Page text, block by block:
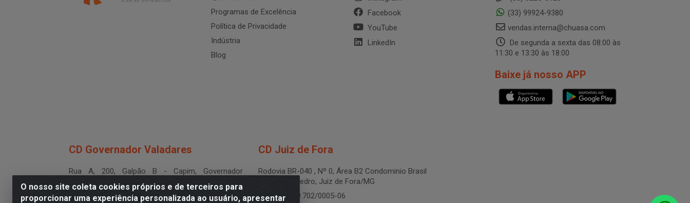
O nosso site coleta cookies próprios e de terceiros para
proporcionar uma experiência personalizada ao usuário, apresentar
Programas de Excelência
Política de Privacidade
Indústria
Blog
Facebook
YouTube
LinkedIn
(33) 99924-9380
vendas.interna@chuasa.com
De segunda a sexta das 08:00 às
11:30 e 13:30 às 18:00
Baixe já nosso APP
CD Governador Valadares
Rua A, 200, Galpão B - Capim, Governador
Valadares/MG - CEP 35.024-400
CNPJ 19.199.702/0003-36
CD Juiz de Fora
Rodovia BR-040 , Nº 0, Área B2 Condominio Brasil
LOG - São Pedro, Juiz de Fora/MG
CNPJ 19.199.702/0005-06